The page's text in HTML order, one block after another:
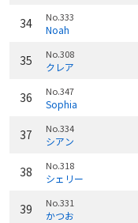
34 No.333
Noah
35 No.308
クレア
36 No.347
Sophia
37 No.334
シアン
38 No.318
シェリー
39 No.331
かつお